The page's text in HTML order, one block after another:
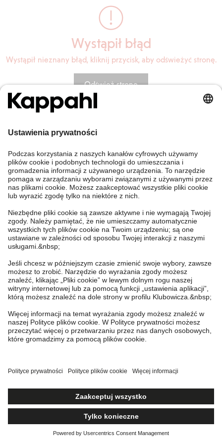
Wystąpił błąd
Wystąpił nieznany błąd, kliknij przycisk, aby odświeżyć stronę.
Odśwież stronę